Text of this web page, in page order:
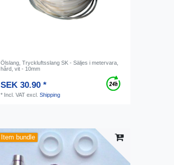
Ölslang, Tryckluftsslang SK - Säljes i metervara,
hård, vit - 10mm
SEK 30.90 *
* Incl. VAT excl.Shipping
Item bundle